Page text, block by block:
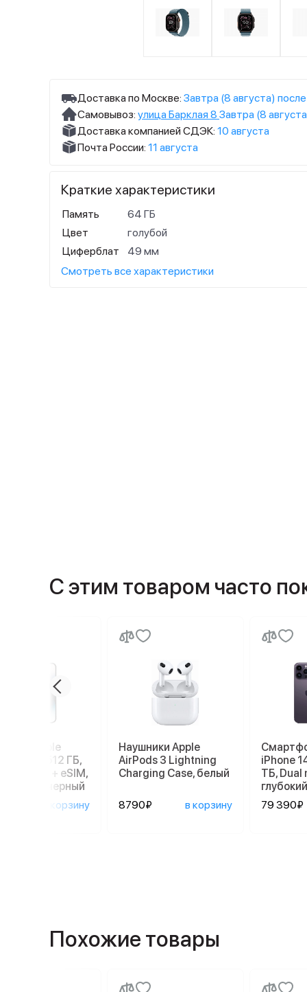
Доставка по Москве: Завтра (8 августа)
Самовывоз: улица Барклая 8 Завтра (8
Доставка компанией СДЭК: 10 августа
Почта России: 11 августа
Краткие характеристики
Память
64 ГБ
Цвет
голубой
Циферблат
49 мм
Смотреть все характеристики
С этим товаром часто
Apple
14 Pro 512 ГБ,
nano SIM + eSIM,
черный
в корзину
Наушники Apple
AirPods 3 Lightning
Charging Case, белый
8790₽ в корзину
iPhone
ТБ, Dual
79 390₽
Похожие товары